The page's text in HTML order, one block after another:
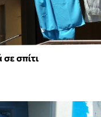
σπίτι